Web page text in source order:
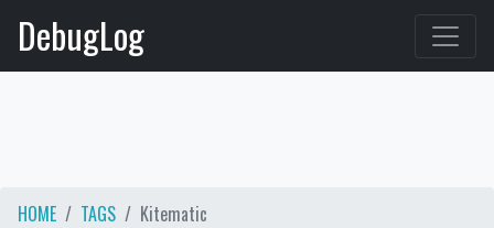
DebugLog
HOME TAGS Kitematic